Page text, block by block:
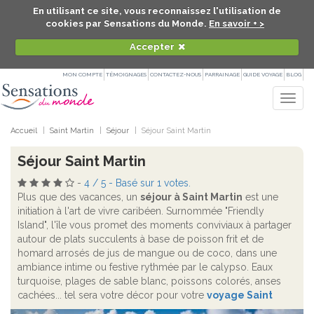
En utilisant ce site, vous reconnaissez l'utilisation de
cookies par Sensations du Monde. En savoir + >
Accepter
MON COMPTE TÉMOIGNAGES CONTACTEZ-NOUS PARRAINAGE GUIDE VOYAGE BLOG
Accueil Saint Martin Séjour Séjour Saint Martin
Séjour Saint Martin
- 4 / 5 - Basé sur 1 votes.
Plus que des vacances, un séjour à Saint Martin est une
initiation à l'art de vivre caribéen. Surnommée "Friendly
Island", l'île vous promet des moments conviviaux à partager
autour de plats succulents à base de poisson frit et de
homard arrosés de jus de mangue ou de coco, dans une
ambiance intime ou festive rythmée par le calypso. Eaux
turquoise, plages de sable blanc, poissons colorés, anses
cachées... tel sera votre décor pour votre voyage Saint
Martin.